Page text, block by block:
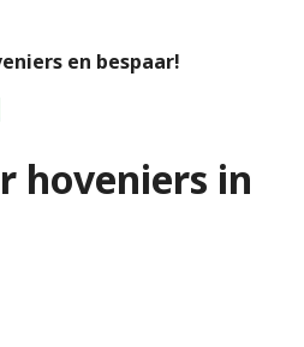
en bespaar!
hoveniers in